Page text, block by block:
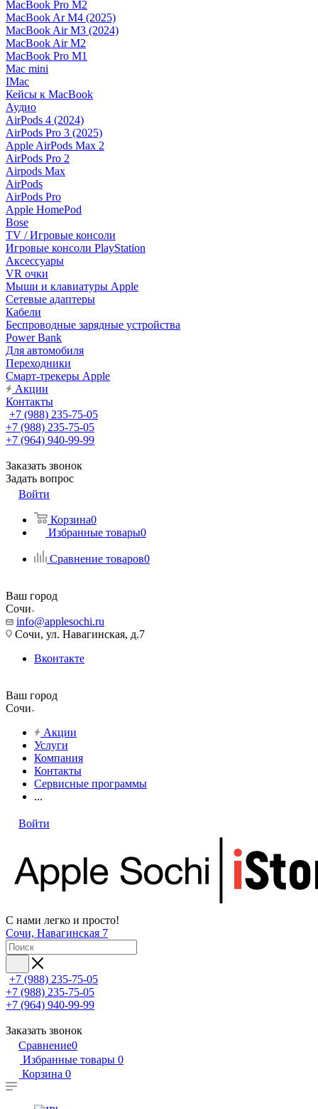
MacBook Pro M2
MacBook Ar M4 (2025)
MacBook Air M3 (2024)
MacBook Air M2
MacBook Pro M1
Mac mini
IMac
Кейсы к MacBook
Аудио
AirPods 4 (2024)
AirPods Pro 3 (2025)
Apple AirPods Max 2
AirPods Pro 2
Airpods Max
AirPods
AirPods Pro
Apple HomePod
Bose
TV / Игровые консоли
Игровые консоли PlayStation
Аксессуары
VR очки
Мыши и клавиатуры Apple
Сетевые адаптеры
Кабели
Беспроводные зарядные устройства
Power Bank
Для автомобиля
Переходники
Смарт-трекеры Apple
Акции
Контакты
+7 (988) 235-75-05
+7 (988) 235-75-05
+7 (964) 940-99-99
Заказать звонок
Задать вопрос
Войти
Корзина0
Избранные товары0
Сравнение товаров0
Ваш город
Сочи
info@applesochi.ru
Сочи, ул. Навагинская, д.7
Вконтакте
Ваш город
Сочи
Акции
Услуги
Компания
Контакты
Сервисные программы
...
Войти
С нами легко и просто!
Сочи, Навагинская 7
+7 (988) 235-75-05
+7 (988) 235-75-05
+7 (964) 940-99-99
Заказать звонок
Сравнение0
Избранные товары 0
Корзина 0